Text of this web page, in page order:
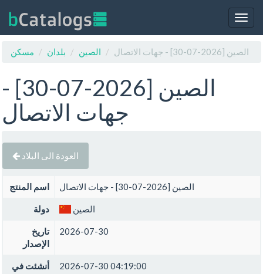
مسكن
بلدان الصين الصين [2026-07-30] - جهات الاتصال
الصين [2026-07-30] -
جهات الاتصال
العودة الى البلاد
اسم المنتج الصين [2026-07-30] - جهات الاتصال
دولة الصين
تاريخ
الإصدار
2026-07-30
أنشئت في 2026-07-30 04:19:00